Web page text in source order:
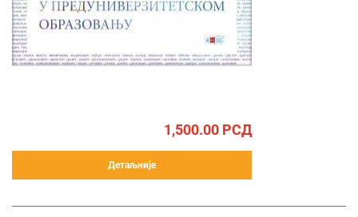
1,500.00 РСД
Детаљније